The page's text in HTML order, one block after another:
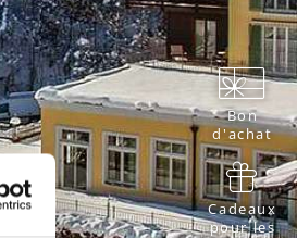
MAINTENANT
Bon
d'achat
Cadeaux
pour les